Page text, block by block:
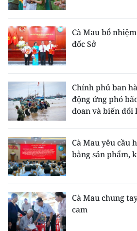
Cà Mau bổ
đốc Sở
Chính phủ ban
động ứng phó
đoan và biến đổi
Cà Mau yêu cầu
bằng sản phẩm,
Cà Mau chung
cam